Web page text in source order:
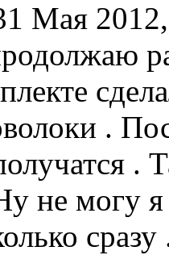
Мая
.
.
не могу я
сразу